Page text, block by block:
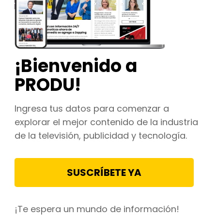
¡Bienvenido a
PRODU!
Ingresa tus datos para comenzar a
explorar el mejor contenido de la industria
de la televisión, publicidad y tecnología.
SUSCRÍBETE YA
¡Te espera un mundo de información!